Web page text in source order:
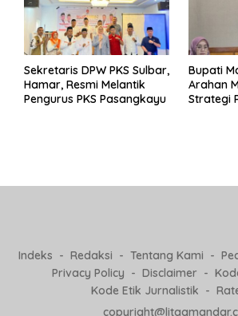
Sekretaris DPW PKS Sulbar,
Hamar, Resmi Melantik
Pengurus PKS Pasangkayu
Bupati
Arahan
Strategi
Indeks Redaksi Tentang Kami
Privacy Policy
Disclaimer
Kode Etik Jurnalistik